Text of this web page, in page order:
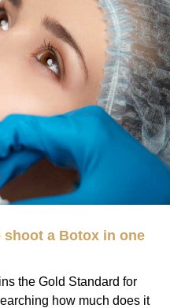
a Botox in one
the Gold Standard for
how much does it